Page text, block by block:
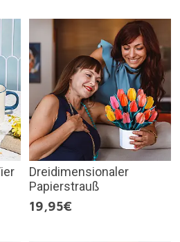
Dreidimensionaler
Papierstrauß
19,95€